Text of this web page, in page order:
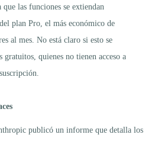
que las funciones se extiendan
plan Pro, el más económico de
al mes. No está claro si esto se
quienes no tienen acceso a
publicó un informe que detalla los